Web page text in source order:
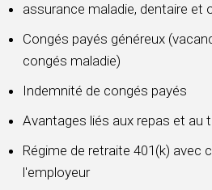
assurance maladie, dentaire et
Congés payés généreux
congés maladie)
Indemnité de congés payés
Avantages liés aux repas et au
Régime de retraite 401(k) avec
l'employeur